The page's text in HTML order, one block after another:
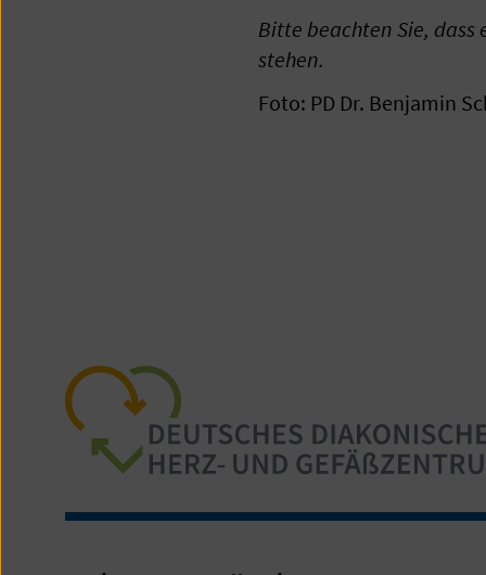
Bitte beachten Sie,
stehen.
Foto: PD Dr. Benjamin